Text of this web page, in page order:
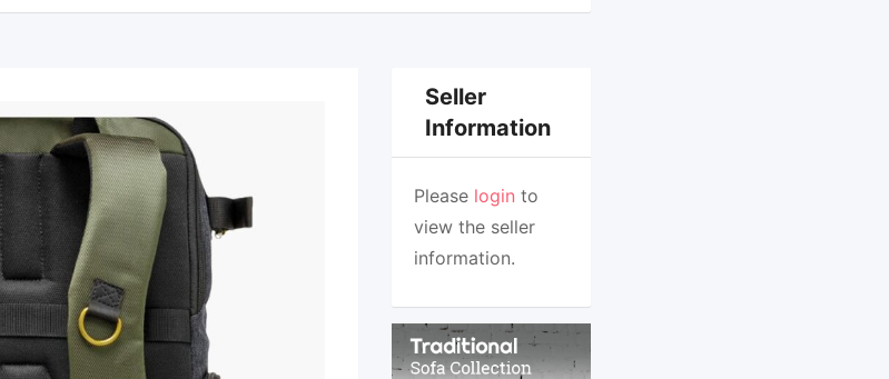
Seller
Information
Please login to
view the seller
information.